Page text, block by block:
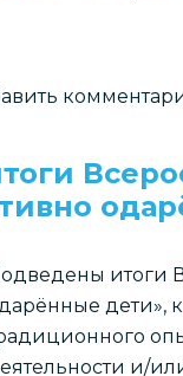
итоги
дети»,
и/